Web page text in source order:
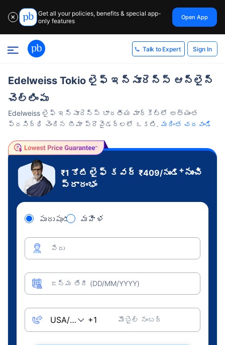
✕
Get all your policies, benefits & special app-
only features
Open App
Talk to Expert Sign In
Edelweiss Tokio లైఫ్ ఇన్సూరెన్స్ ఆన్‌లైన్
చెల్లింపు
Edelweiss లైఫ్ ఇన్సూరెన్స్ భారతీయ మార్కెట్‌లో అత్యంత
ప్రసిద్ధి చెందిన బీమా ప్రొవైడర్‌లలో ఒకటి. మరింత చదవండి
₹1 కోటి లైఫ్ కవర్ ₹409/నుండి +నుంచి
ప్రారంభం
పురుషుడు మహిళ
పేరు
జన్మ తేదీ (DD/MM/YYYY)
మొబైల్ నంబర్